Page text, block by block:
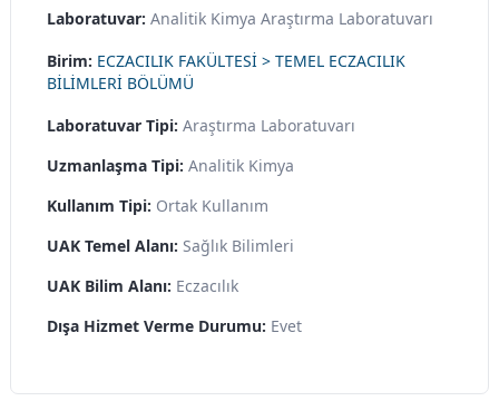
Laboratuvar: Analitik Kimya Araştırma Laboratuvarı
Birim: ECZACILIK FAKÜLTESİ > TEMEL ECZACILIK
BİLİMLERİ BÖLÜMÜ
Laboratuvar Tipi: Araştırma Laboratuvarı
Uzmanlaşma Tipi: Analitik Kimya
Kullanım Tipi: Ortak Kullanım
UAK Temel Alanı: Sağlık Bilimleri
UAK Bilim Alanı: Eczacılık
Dışa Hizmet Verme Durumu: Evet